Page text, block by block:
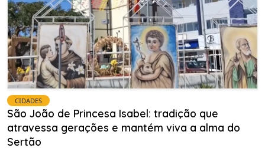
CIDADES
São João de Princesa Isabel: tradição que
atravessa gerações e mantém viva a alma do
Sertão